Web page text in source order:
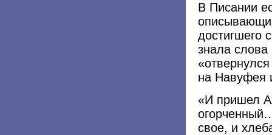
В Писании
достигшего
знала слова
на Навуфея
«И пришел
свое, и